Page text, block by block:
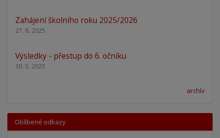
Zahájení školního roku 2025/2026
27. 8. 2025
Výsledky - přestup do 6. očníku
30. 5. 2025
archív
Oblíbené odkazy